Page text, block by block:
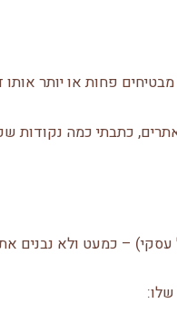
פחות או יותר אותו
אתרים, כתבתי כמה נקודות
עסקי) – כמעט ולא נבנים